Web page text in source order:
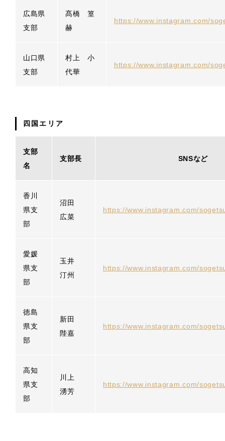
広島県
支部
髙橋 篁
赫
https://www.instagram.com/
山口県
支部
村上 小
代華
https://www.instagram.com/
四国エリア
支部
名
支部長 SNSなど
香川
県支
部
沼田
広菜
https://www.instagram.com/
愛媛
県支
部
玉井
汀州
https://www.instagram.com/
徳島
県支
部
新田
陛嘉
https://www.instagram.com/
高知
県支
部
川上
湧芳
https://www.instagram.com/